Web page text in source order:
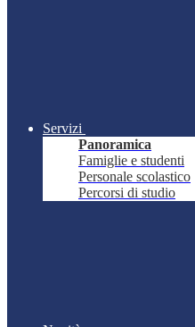
Servizi
Panoramica
Famiglie e studenti
Personale scolastico
Percorsi di studio